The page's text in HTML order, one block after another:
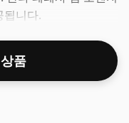
됩니다.
품